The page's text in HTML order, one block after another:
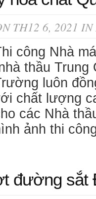
TH12 6, 2021 IN
công Nhà
thầu Trung
luôn
chất lượng
các Nhà
ảnh thi
đường sắt